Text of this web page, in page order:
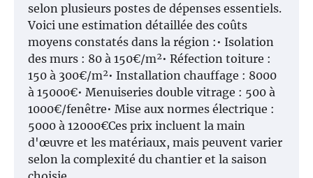
selon plusieurs postes de dépenses essentiels.
Voici une estimation détaillée des coûts
moyens constatés dans la région :• Isolation
des murs : 80 à 150€/m²• Réfection toiture :
150 à 300€/m²• Installation chauffage : 8000
à 15000€• Menuiseries double vitrage : 500 à
1000€/fenêtre• Mise aux normes électrique :
5000 à 12000€Ces prix incluent la main
d'œuvre et les matériaux, mais peuvent varier
selon la complexité du chantier et la saison